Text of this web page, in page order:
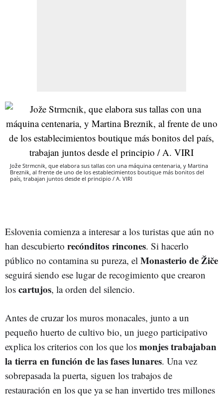
Jože Strmcnik, que elabora sus tallas con una máquina centenaria, y Martina
Breznik, al frente de uno de los establecimientos boutique más bonitos del
país, trabajan juntos desde el principio / A. VIRI
Eslovenia comienza a interesar a los turistas que aún no
han descubierto recónditos rincones. Si hacerlo
público no contamina su pureza, el Monasterio deŽiče
seguirá siendo ese lugar de recogimiento que crearon
los cartujos, la orden del silencio.
Antes de cruzar los muros monacales, junto a un
pequeño huerto de cultivo bio, un juego participativo
explica los criterios con los que los monjes trabajaban
la tierra en función de lasfaseslunares. Una vez
sobrepasada la puerta, siguen los trabajos de
restauración en los que ya se han invertido tres millones